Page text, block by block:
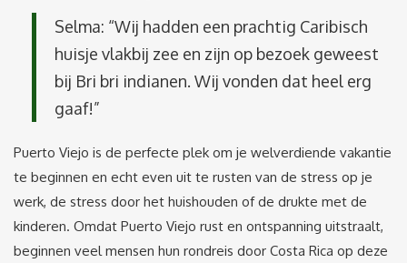
Selma: “Wij hadden een prachtig Caribisch
huisje vlakbij zee en zijn op bezoek geweest
bij Bri bri indianen. Wij vonden dat heel erg
gaaf!”
Puerto Viejo is de perfecte plek om je welverdiende vakantie
te beginnen en echt even uit te rusten van de stress op je
werk, de stress door het huishouden of de drukte met de
kinderen. Omdat Puerto Viejo rust en ontspanning uitstraalt,
beginnen veel mensen hun rondreis door Costa Rica op deze